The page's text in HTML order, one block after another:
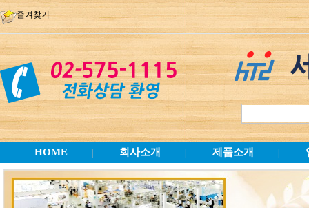
즐겨찾기
HOME 회사소개 제품소개